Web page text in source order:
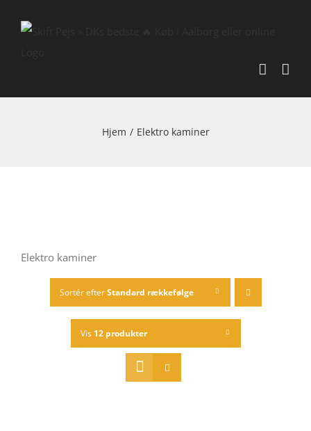
Hjem / Elektro kaminer
Elektro kaminer
Sortér efterStandard rækkefølge
Vis 12 produkter